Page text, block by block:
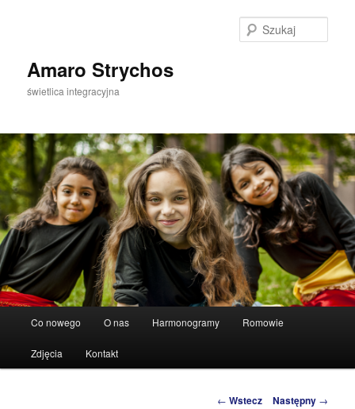
Amaro Strychos
świetlica integracyjna
Przeskocz
do
Co nowego O nas Harmonogramy Romowie
Zdjęcia Kontakt
Zobacz
← Wstecz Następny →